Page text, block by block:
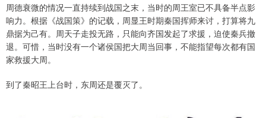
周德衰微的情况一直持续到战国之末，当时的周王室已不具备半点影
响力。根据《战国策》的记载，周显王时期秦国挥师来讨，打算将九
鼎据为己有。周天子走投无路，只能向齐国发起了求援，迫使秦兵撤
退。可惜，当时没有一个诸侯国把大周当回事，不能指望每次都有国
家救援大周。
到了秦昭王上台时，东周还是覆灭了。